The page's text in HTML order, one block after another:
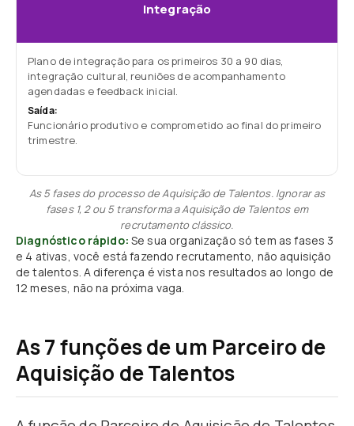
Integração
Plano de integração para os primeiros 30 a 90 dias,
integração cultural, reuniões de acompanhamento
agendadas e feedback inicial.
Saída:
Funcionário produtivo e comprometido ao final do primeiro
trimestre.
As 5 fases do processo de Aquisição de Talentos. Ignorar as
fases 1, 2 ou 5 transforma a Aquisição de Talentos em
recrutamento clássico.
Diagnóstico rápido: Se sua organização só tem as fases 3
e 4 ativas, você está fazendo recrutamento, não aquisição
de talentos. A diferença é vista nos resultados ao longo de
12 meses, não na próxima vaga.
As 7 funções de um Parceiro de
Aquisição de Talentos